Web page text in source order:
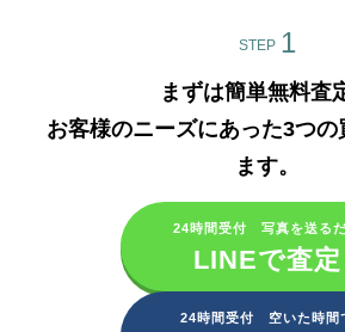
STEP
まずは簡単無料査
お客様のニーズにあった3つの
ます。​
24時間受付 写真を送る
LINEで査定
24時間受付 空いた時間